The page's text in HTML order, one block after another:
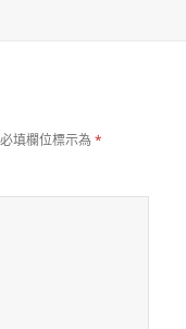
必填欄位標示為*